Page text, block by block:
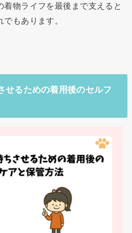
着物ライフを最後まで支えると
もあります。
せるための着用後のセルフ